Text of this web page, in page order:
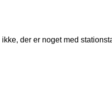
der er noget med